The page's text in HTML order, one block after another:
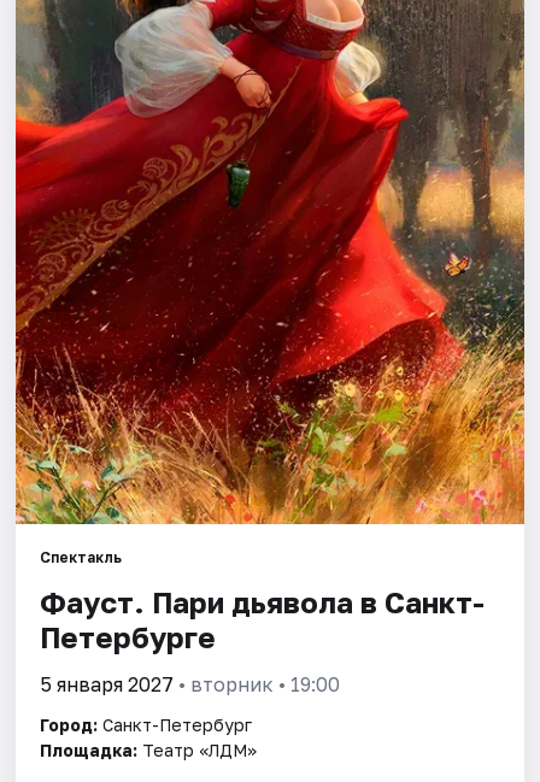
Спорт
События
Города
Площадки
Артисты
Рейтинги
Спектакль
Фауст. Пари дьявола в Санкт-
Петербурге
5 января 2027 • вторник • 19:00
Город: Санкт-Петербург
Площадка: Театр «ЛДМ»